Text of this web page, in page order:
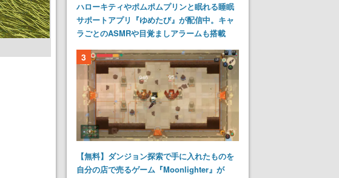
ハローキティやポムポムプリンと眠れる睡眠
サポートアプリ『ゆめたび』が配信中。キャ
ラごとのASMRや目覚ましアラームも搭載
3
【無料】ダンジョン探索で手に入れたものを
自分の店で売るゲーム『Moonlighter』が